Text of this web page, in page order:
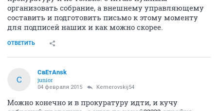
Внизу фото по центру квартиры желтая и